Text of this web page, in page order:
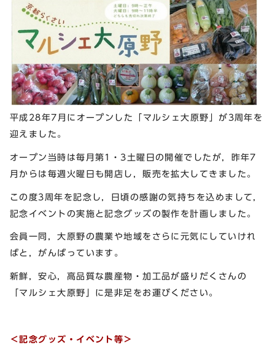
平成28年7月にオープンした「マルシェ大原野」が3周年を
迎えました。
オープン当時は毎月第1・3土曜日の開催でしたが，昨年7
月からは毎週火曜日も開店し，販売を拡大してきました。
この度3周年を記念し，日頃の感謝の気持ちを込めまして，
記念イベントの実施と記念グッズの製作を計画しました。
会員一同，大原野の農業や地域をさらに元気にしていけれ
ばと，がんばっています。
新鮮，安心，高品質な農産物・加工品が盛りだくさんの
「マルシェ大原野」に是非足をお運びください。
＜記念グッズ・イベント等＞